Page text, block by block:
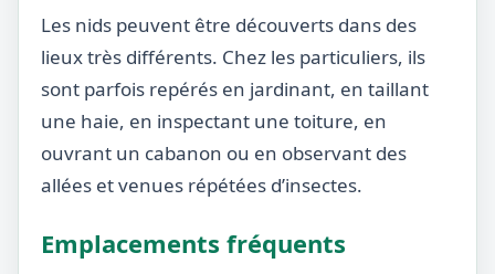
Les nids peuvent être découverts dans des
lieux très différents. Chez les particuliers, ils
sont parfois repérés en jardinant, en taillant
une haie, en inspectant une toiture, en
ouvrant un cabanon ou en observant des
allées et venues répétées d’insectes.
Emplacements fréquents